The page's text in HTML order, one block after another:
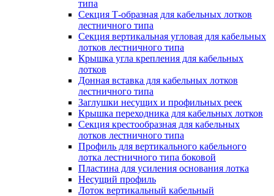
типа
Секция Т-образная для кабельных лотков
лестничного типа
Секция вертикальная угловая для кабельных
лотков лестничного типа
Крышка угла крепления для кабельных
лотков
Донная вставка для кабельных лотков
лестничного типа
Заглушки несущих и профильных реек
Крышка переходника для кабельных лотков
Секция крестообразная для кабельных
лотков лестничного типа
Профиль для вертикального кабельного
лотка лестничного типа боковой
Пластина для усиления основания лотка
Несущий профиль
Лоток вертикальный кабельный